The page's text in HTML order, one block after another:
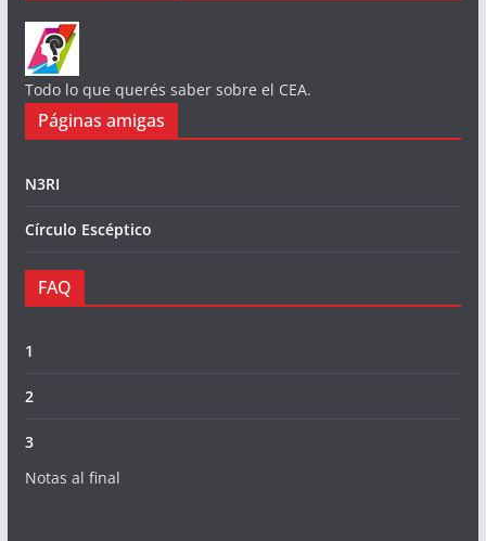
Todo lo que querés saber sobre el CEA.
Páginas amigas
N3RI
Círculo Escéptico
FAQ
1
2
3
Notas al final